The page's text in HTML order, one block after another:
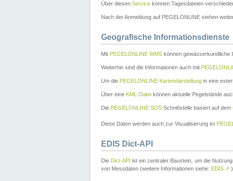
Über diesen Service können Tagesdateien
Nach der Anmeldung auf PEGELONLINE stehen
Geografische Informationsdienste
Mit PEGELONLINE WMS können gewässerkundliche
Weiterhin sind die Informationen auch mit
Um die PEGELONLINE Kartendarstellung in eine
Über eine KML-Datei können aktuelle Pegelstände
Die PEGELONLINE SOS Schnittstelle basiert auf dem
Diese Daten werden auch zur Visualisierung im
EDIS Dict-API
Die Dict-API ist ein zentraler Baustein, um die
von Messdaten (weitere Informationen siehe: EDIS ↗